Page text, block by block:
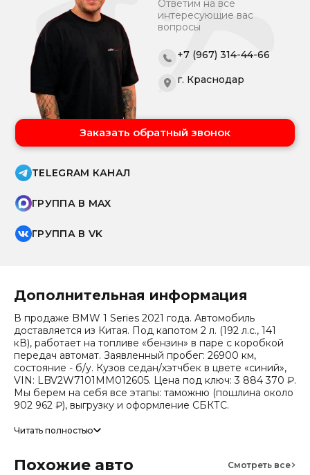
Ответим на все
интересующие вас
вопросы
+7 (967) 314-44-66
г. Краснодар
Заказать обратный звонок
TELEGRAM КАНАЛ
ГРУППА В MAX
ГРУППА В VK
Дополнительная информация
В продаже BMW 1 Series 2021 года. Автомобиль
доставляется из Китая. Под капотом 2 л. (192 л.с., 141
кВ), работает на топливе «бензин» в паре с коробкой
передач автомат. Заявленный пробег: 26900 км,
состояние - б/у. Кузов седан/хэтчбек в цвете «синий»,
VIN: LBV2W7101MM012605. Цена под ключ: 3 884 370 ₽.
Мы берем на себя все этапы: таможню (пошлина около
902 962 ₽), выгрузку и оформление СБКТС.
Цена зависит от курса валют, точный расчет
Читать полностью
Похожие авто Смотреть все